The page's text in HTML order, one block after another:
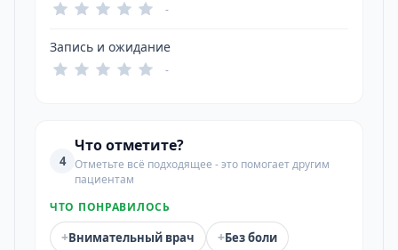
-
Запись и ожидание
-
4
Что отметите?
Отметьте всё подходящее - это помогает другим
пациентам
ЧТО ПОНРАВИЛОСЬ
+Внимательный врач +Без боли